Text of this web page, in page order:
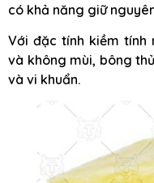
có khả năng giữ
Với đặc tính kiềm tính
và không mùi, bông
và vi khuẩn.